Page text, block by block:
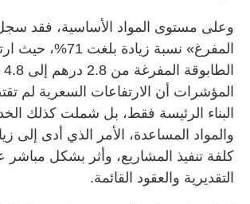
وعلى مستوى المواد الأساسية، فقد
المفرغ» نسبة زيادة بلغت
المؤشرات أن الارتفاعات السعرية لم
البناء الرئيسة فقط، بل شملت كذلك
والمواد المساعدة، الأمر الذي أدى إلى
كلفة تنفيذ المشاريع، وأثر بشكل مباشر
التقديرية والعقود القائمة.